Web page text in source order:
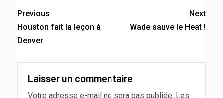
Previous
Houston fait la leçon à
Denver
Next
Wade sauve le Heat !
Laisser un commentaire
Votre adresse e-mail ne sera pas publiée. Les